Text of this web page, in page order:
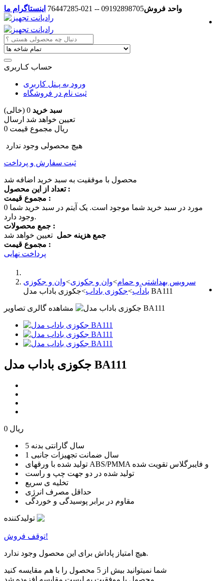
واحد فروش09192898705 -- 021-76447285 اینستاگرام ما
حساب کـاربری
ورود به پـنل کاربری
ثبت نام در فروشگاه
سبد خرید 0 (خالی)
تعیین خواهد شد ارسال
0 ریال مجموع قیمت
هیچ محصولی وجود ندارد
ثبت سفارش و پرداخت
محصول با موفقیت به سبد خرید اضافه شد
تعداد از این محصول :
مجموع قیمت :
0
مورد در سبد خرید شما موجود است. یک آیتم در سبد خرید شما
وجود دارد.
جمع محصولات :
جمع هزینه حمل تعیین خواهد شد
مجموع قیمت :
پرداخت نهایی
سرویس بهداشتی و حمام>وان و جکوزی>وان و جکوزی
بادآب>جکوزی باداب> جکوزی باداب مدل BA111
مشاهده گالری تصاویر
جکوزی باداب مدل BA111
0 ریال
5 سال گارانتی بدنه
1 سال ضمانت تجهیزات جانبی
تولید شده با ورقهای ABS/PMMA و فایبرگلاس تقویت شده
تولید شده در دو جهت چپ و راست
تخلیه ی سریع
حداقل مصرف انرژی
مقاوم در برابر پوسیدگی و خوردگی
تولیدکننده
توقف فروش!
هیچ امتیاز پاداش برای این محصول وجود ندارد.
شما نمیتوانید بیش از 5 محصول را با هم مقایسه کنید